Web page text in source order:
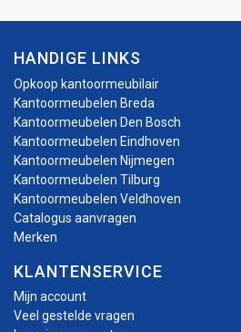
HANDIGE LINKS
Opkoop kantoormeubilair
Kantoormeubelen Breda
Kantoormeubelen Den Bosch
Kantoormeubelen Eindhoven
Kantoormeubelen Nijmegen
Kantoormeubelen Tilburg
Kantoormeubelen Veldhoven
Catalogus aanvragen
Merken
KLANTENSERVICE
Mijn account
Veel gestelde vragen